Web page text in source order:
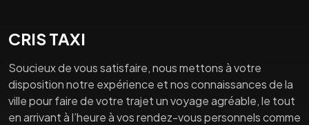
CRIS TAXI
Soucieux de vous satisfaire, nous mettons à votre
disposition notre expérience et nos connaissances de la
ville pour faire de votre trajet un voyage agréable, le tout
en arrivant à l’heure à vos rendez-vous personnels comme